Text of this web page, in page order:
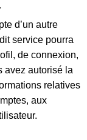
d’un autre
service pourra
de connexion,
avez autorisé la
relatives
aux